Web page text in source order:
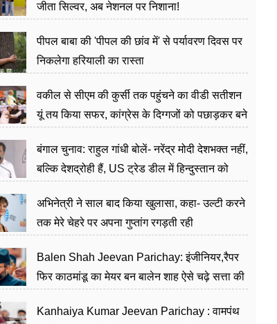
जीता सिल्वर, अब नेशनल पर निशाना!
पीपल बाबा की 'पीपल की छांव में' से पर्यावरण दिवस पर
निकलेगा हरियाली का रास्ता
वकील से सीएम की कुर्सी तक पहुंचने का वीडी सतीशन
यूं तय किया सफर, कांग्रेस के दिग्गजों को पछाड़कर बने
बंगाल चुनाव: राहुल गांधी बोलें- नरेंद्र मोदी देशभक्त नहीं,
बल्कि देशद्रोही हैं, US ट्रेड डील में हिन्दुस्तान को
अभिनेत्री ने साल बाद किया खुलासा, कहा- उल्टी करने
तक मेरे चेहरे पर अपना गुप्तांग रगड़ती रही
Balen Shah Jeevan Parichay: इंजीनियर,रैपर
फिर काठमांडू का मेयर बन बालेन शाह ऐसे चढ़े सत्ता की
Kanhaiya Kumar Jeevan Parichay : वामपंथ